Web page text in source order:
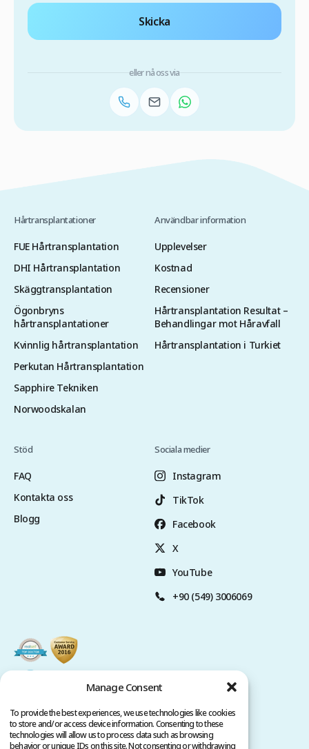
Manage Consent
To provide the best experiences, we use technologies like cookies
to store and/or access device information. Consenting to these
technologies will allow us to process data such as browsing
behavior or unique IDs on this site. Not consenting or withdrawing
Skicka
eller nå oss via
Hårtransplantationer
FUE Hårtransplantation
DHI Hårtransplantation
Skäggtransplantation
Ögonbryns
hårtransplantationer
Kvinnlig hårtransplantation
Perkutan Hårtransplantation
Sapphire Tekniken
Norwoodskalan
Användbar information
Upplevelser
Kostnad
Recensioner
Hårtransplantation Resultat –
Behandlingar mot Håravfall
Hårtransplantation i Turkiet
Stöd
FAQ
Kontakta oss
Blogg
Sociala medier
Instagram
TikTok
Facebook
X
YouTube
+90 (549) 3006069